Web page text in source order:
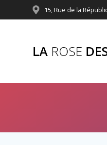
15, Rue de la
LA ROSE